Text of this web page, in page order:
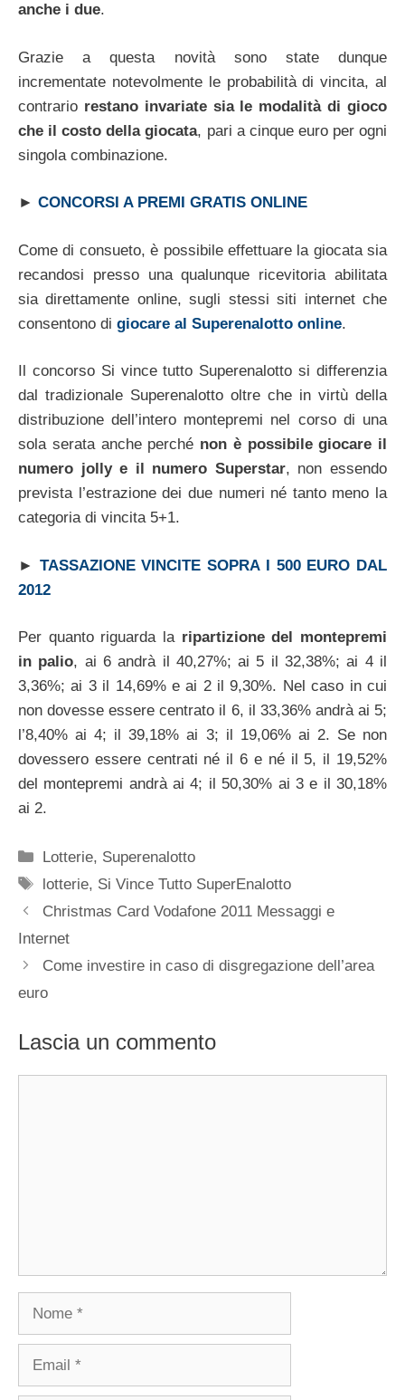
anche i due.
Grazie a questa novità sono state dunque
incrementate notevolmente le probabilità di vincita, al
contrario restano invariate sia le modalità di gioco
che il costo della giocata, pari a cinque euro per ogni
singola combinazione.
► CONCORSI A PREMI GRATIS ONLINE
Come di consueto, è possibile effettuare la giocata sia
recandosi presso una qualunque ricevitoria abilitata
sia direttamente online, sugli stessi siti internet che
consentono di giocare al Superenalotto online.
Il concorso Si vince tutto Superenalotto si differenzia
dal tradizionale Superenalotto oltre che in virtù della
distribuzione dell’intero montepremi nel corso di una
sola serata anche perché non è possibile giocare il
numero jolly e il numero Superstar, non essendo
prevista l’estrazione dei due numeri né tanto meno la
categoria di vincita 5+1.
► TASSAZIONE VINCITE SOPRA I 500 EURO DAL
2012
Per quanto riguarda la ripartizione del montepremi
in palio, ai 6 andrà il 40,27%; ai 5 il 32,38%; ai 4 il
3,36%; ai 3 il 14,69% e ai 2 il 9,30%. Nel caso in cui
non dovesse essere centrato il 6, il 33,36% andrà ai 5;
l’8,40% ai 4; il 39,18% ai 3; il 19,06% ai 2. Se non
dovessero essere centrati né il 6 e né il 5, il 19,52%
del montepremi andrà ai 4; il 50,30% ai 3 e il 30,18%
ai 2.
Categorie
Lotterie, Superenalotto
Tag
lotterie, Si Vince Tutto SuperEnalotto
Christmas Card Vodafone 2011 Messaggi e
Internet
Come investire in caso di disgregazione dell’area
euro
Lascia un commento
Nome
Email